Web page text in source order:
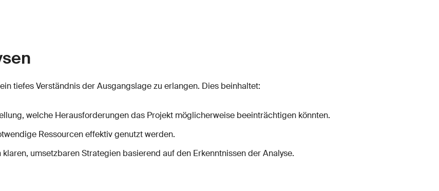
tiefes Verständnis der Ausgangslage zu erlangen. Dies beinhaltet:
welche Herausforderungen das Projekt möglicherweise beeinträchtigen könnten.
Ressourcen effektiv genutzt werden.
klaren, umsetzbaren Strategien basierend auf den Erkenntnissen der Analyse.